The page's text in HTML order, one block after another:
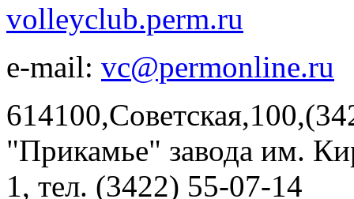
volleyclub.perm.ru
e-mail: vc@permonline.ru
"Прикамье" завода им.
1, тел. (3422) 55-07-14